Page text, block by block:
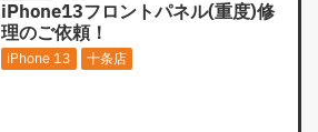
iPhone13フロントパネル(重度)修
理のご依頼！
iPhone 13 十条店